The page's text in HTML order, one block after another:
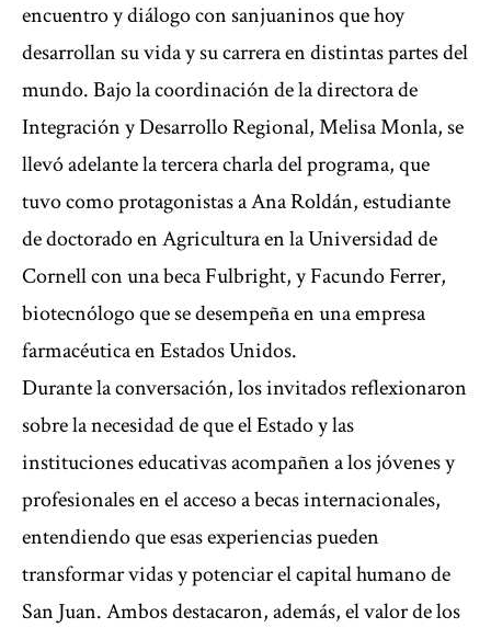
encuentro y diálogo con sanjuaninos que hoy
desarrollan su vida y su carrera en distintas partes del
mundo. Bajo la coordinación de la directora de
Integración y Desarrollo Regional, Melisa Monla, se
llevó adelante la tercera charla del programa, que
tuvo como protagonistas a Ana Roldán, estudiante
de doctorado en Agricultura en la Universidad de
Cornell con una beca Fulbright, y Facundo Ferrer,
biotecnólogo que se desempeña en una empresa
farmacéutica en Estados Unidos.
Durante la conversación, los invitados reflexionaron
sobre la necesidad de que el Estado y las
instituciones educativas acompañen a los jóvenes y
profesionales en el acceso a becas internacionales,
entendiendo que esas experiencias pueden
transformar vidas y potenciar el capital humano de
San Juan. Ambos destacaron, además, el valor de los